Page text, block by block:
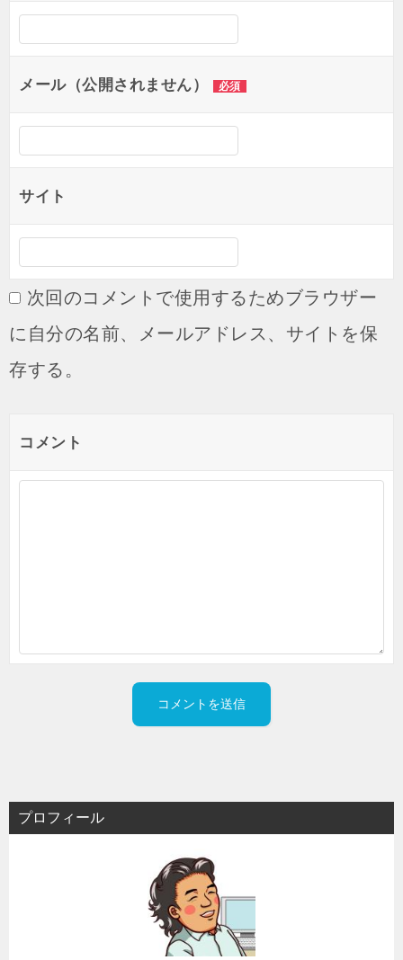
ー
シ
ョメール（公開されません） 必須
サイト
次回のコメントで使用するためブラウザー
に自分の名前、メールアドレス、サイトを保
存する。
コメント
プロフィール